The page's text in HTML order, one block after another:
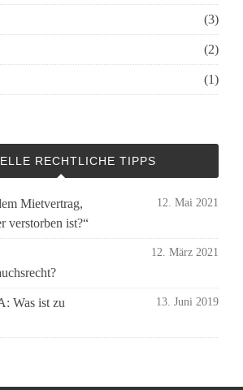
(3)
(2)
(1)
RECHTLICHE TIPPS
Mietvertrag,
verstorben ist?“
12. Mai 2021
12. März 2021
Was ist zu
13. Juni 2019